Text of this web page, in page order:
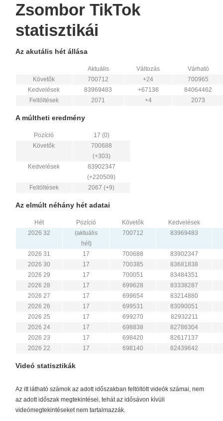
Zsombor TikTok
statisztikái
Az akutális hét állása
Aktuális Változás
Várható
Követők
700712 +24
700965
Kedvelések
83969483 +67136
84064462
Feltöltések
2071 +4 2073
A múltheti eredmény
Pozíció
17 (0)
Követők
700688
(+303)
Kedvelések
83902347
(+220509)
Feltöltések
2067 (+9)
Az elmúlt néhány hét adatai
Hét Pozíció Követők
Kedvelések
2026 32
(aktuális
hét)
700712 83969483
2026 31 17 700688
83902347
2026 30
17 700385
83681838
2026 29
17 700051
83484351
2026 28
17 699628
83338287
2026 27
17 699654
83214880
2026 26
17 699531
83090051
2026 25
17 699270
82932211
2026 24
17 698838
82786304
2026 23
17 698420
82617137
2026 22
17 698140 82439642
Videó statisztikák
Az itt látható számok az adott időszakban feltöltött videók számai, nem
az adott időszak megtekintései, tehát az idősávon kívüli
videómegtekintéseket nem tartalmazzák.